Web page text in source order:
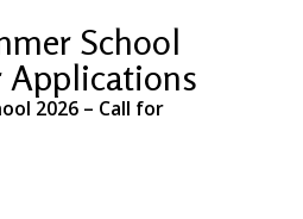
School
Applications
2026 – Call for